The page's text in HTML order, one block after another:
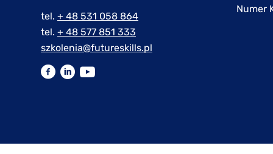
tel. + 48 531 058 864
tel. + 48 577 851 333
szkolenia@futureskills.pl
Numer